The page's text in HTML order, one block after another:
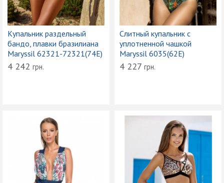
Купальник раздельный
бандо, плавки бразилиана
Maryssil 62321-72321(74E)
4 242 грн.
Слитный купальник с
уплотненной чашкой
Maryssil 6035(62Е)
4 227 грн.